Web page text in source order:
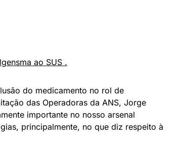
ao SUS .
do medicamento no rol de
das Operadoras da ANS, Jorge
importante no nosso arsenal
principalmente, no que diz respeito à